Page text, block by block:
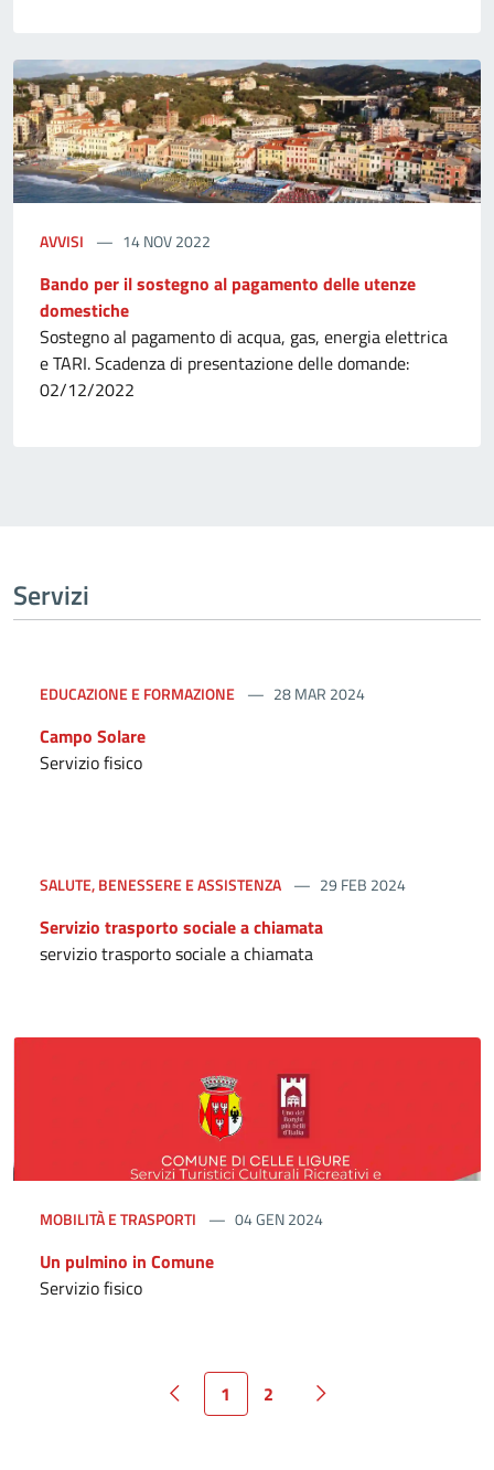
AVVISI 14 NOV 2022
Bando per il sostegno al pagamento delle utenze
domestiche
Sostegno al pagamento di acqua, gas, energia elettrica
e TARI. Scadenza di presentazione delle domande:
02/12/2022
Servizi
EDUCAZIONE E FORMAZIONE 28 MAR 2024
Campo Solare
Servizio fisico
SALUTE, BENESSERE E ASSISTENZA 29 FEB 2024
Servizio trasporto sociale a chiamata
servizio trasporto sociale a chiamata
MOBILITÀ E TRASPORTI 04 GEN 2024
Un pulmino in Comune
Servizio fisico
1 2